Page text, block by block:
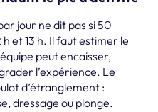
jour ne dit pas si 50
et 13 h. Il faut estimer le
peut encaisser,
l’expérience. Le
d’étranglement :
dressage ou plonge.